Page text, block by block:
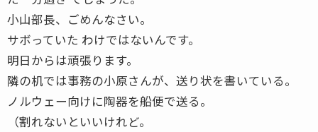
小山部長、ごめんなさい。
サボっていた わけではないんです。
明日からは頑張ります。
隣の机では事務の小原さんが、送り状を書いている。
ノルウェー向けに陶器を船便で送る。
（割れないといいけれど。